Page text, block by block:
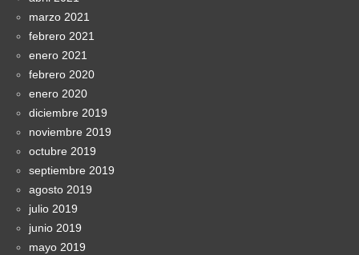
marzo 2021
febrero 2021
enero 2021
febrero 2020
enero 2020
diciembre 2019
noviembre 2019
octubre 2019
septiembre 2019
agosto 2019
julio 2019
junio 2019
mayo 2019